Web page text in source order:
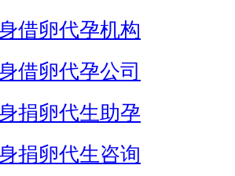
借卵代孕机构
借卵代孕公司
捐卵代生助孕
捐卵代生咨询